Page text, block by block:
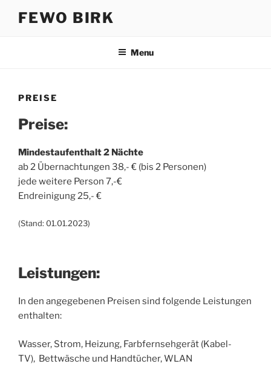
FEWO BIRK
Menu
PREISE
Preise:
Mindestaufenthalt 2 Nächte
ab 2 Übernachtungen 38,- € (bis 2 Personen)
jede weitere Person 7,-€
Endreinigung 25,- €
(Stand: 01.01.2023)
Leistungen:
In den angegebenen Preisen sind folgende Leistungen
enthalten:
Wasser, Strom, Heizung, Farbfernsehgerät (Kabel-
TV), Bettwäsche und Handtücher, WLAN